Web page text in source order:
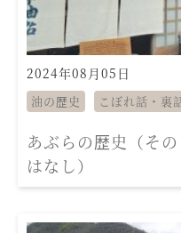
2024年08月05日
油の歴史 こぼれ話・裏
あぶらの歴史（そ
はなし）